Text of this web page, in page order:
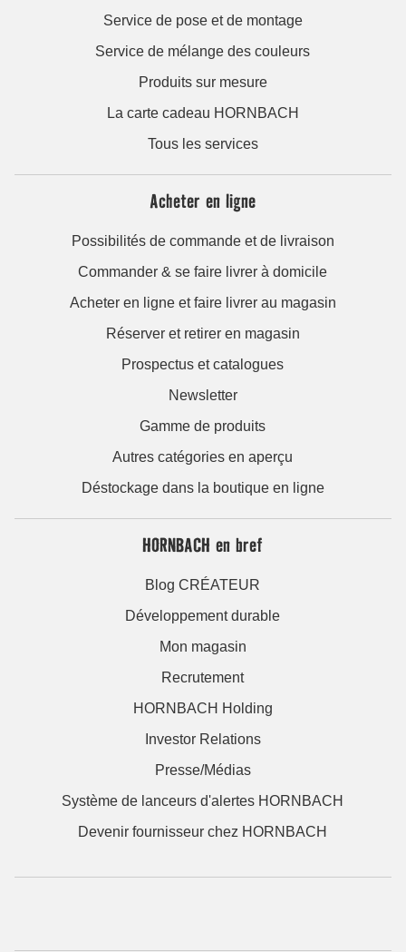
Service de pose et de montage
Service de mélange des couleurs
Produits sur mesure
La carte cadeau HORNBACH
Tous les services
Acheter en ligne
Possibilités de commande et de livraison
Commander & se faire livrer à domicile
Acheter en ligne et faire livrer au magasin
Réserver et retirer en magasin
Prospectus et catalogues
Newsletter
Gamme de produits
Autres catégories en aperçu
Déstockage dans la boutique en ligne
HORNBACH en bref
Blog CRÉATEUR
Développement durable
Mon magasin
Recrutement
HORNBACH Holding
Investor Relations
Presse/Médias
Système de lanceurs d'alertes HORNBACH
Devenir fournisseur chez HORNBACH